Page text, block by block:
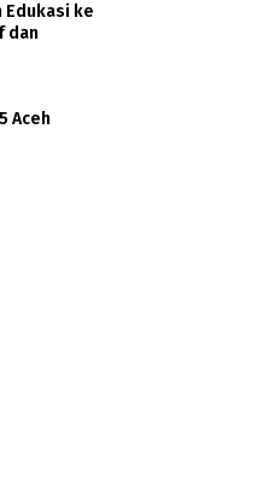
Edukasi ke
dan
Aceh